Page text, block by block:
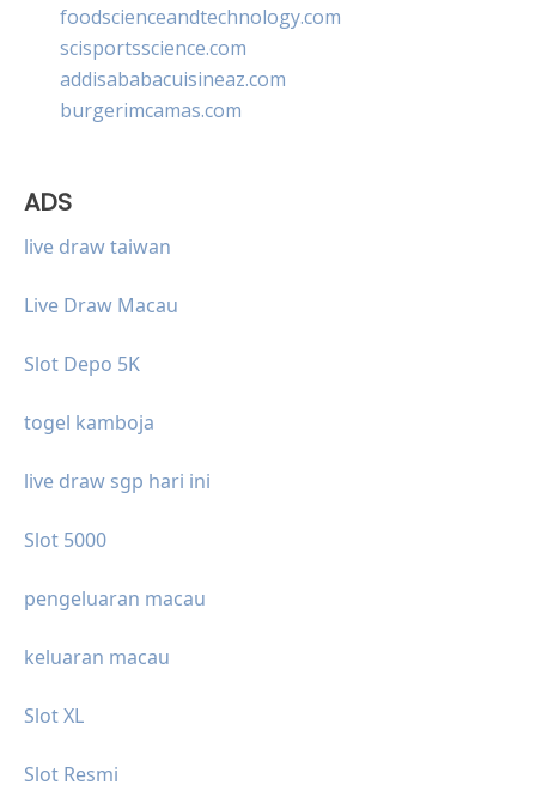
foodscienceandtechnology.com
scisportsscience.com
addisababacuisineaz.com
burgerimcamas.com
ADS
live draw taiwan
Live Draw Macau
Slot Depo 5K
togel kamboja
live draw sgp hari ini
Slot 5000
pengeluaran macau
keluaran macau
Slot XL
Slot Resmi